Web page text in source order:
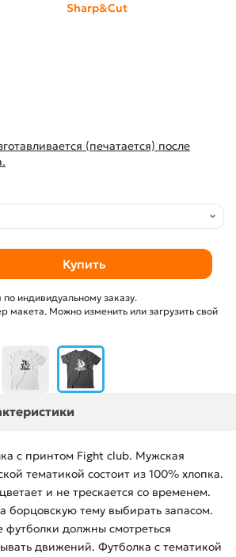
Sharp&Cut
(печатается) после
Купить
индивидуальному заказу.
Можно изменить или загрузить свой
с принтом Fight club. Мужская
тематикой состоит из 100% хлопка.
и не трескается со временем.
борцовскую тему выбирать запасом.
футболки должны смотреться
движений. Футболка с тематикой